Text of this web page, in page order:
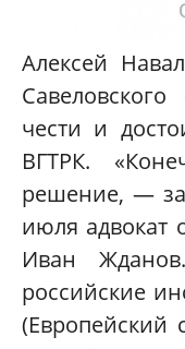
Алексей
чести и
ВГТРК.
решение, —
июля адвокат
Иван
российские
(Европейский